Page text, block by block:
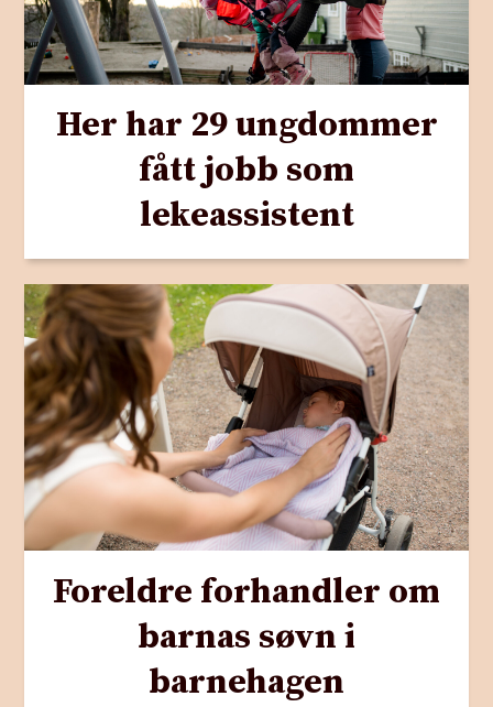
Her har 29 ungdommer
fått jobb som
lekeassistent
Foreldre forhandler om
barnas søvn i
barnehagen